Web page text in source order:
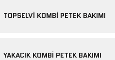
TOPSELVI KOMBI PETEK BAKIMI
YAKACIK KOMBI PETEK BAKIMI